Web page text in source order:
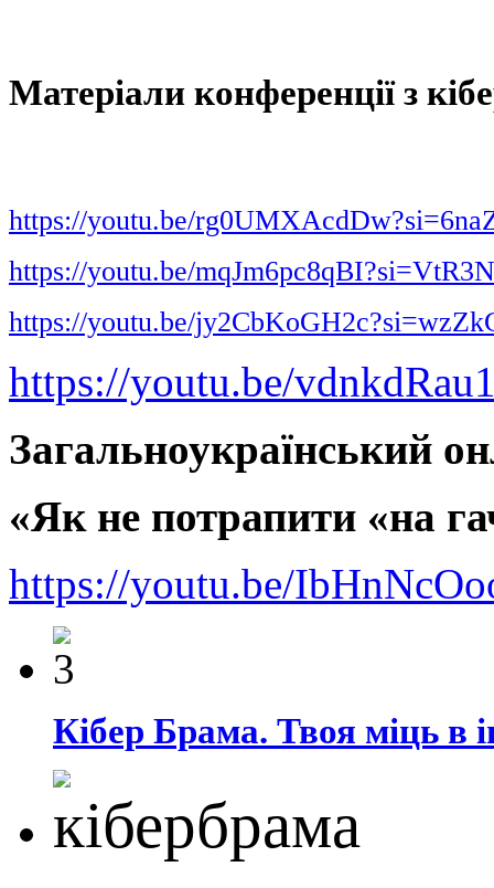
Матеріали конференції з
https://youtu.be/
https://youtu.be/
https://youtu.be/
https://youtu.be/
Загальноукраїнський
«Як не потрапити «на
https://youtu.be/
Кібер Брама. Твоя міць в